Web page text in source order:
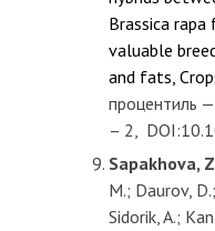
Brassica
valuable
and fats,
процентиль
– 2,
Sapakhova, Z
M.; Daurov, D.;
Sidorik, A.;